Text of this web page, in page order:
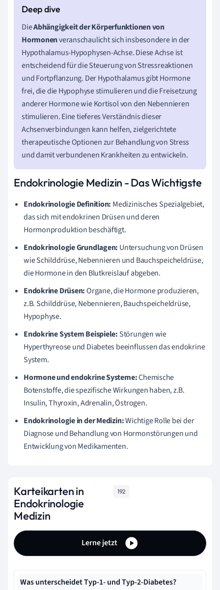
DieAbhängigkeit der Körperfunktionen von
Hormonenveranschaulicht sich insbesondere in der
Hypothalamus-Hypophysen-Achse. Diese Achse ist
entscheidend für die Steuerung von Stressreaktionen
und Fortpflanzung. Der Hypothalamus gibt Hormone
frei, die die Hypophyse stimulieren und die Freisetzung
anderer Hormone wie Kortisol von den Nebennieren
stimulieren. Eine tieferes Verständnis dieser
Achsenverbindungen kann helfen, zielgerichtete
therapeutische Optionen zur Behandlung von Stress
und damit verbundenen Krankheiten zu entwickeln.
Endokrinologie Medizin - Das Wichtigste
Endokrinologie Definition: Medizinisches Spezialgebiet,
das sich mit endokrinen Drüsen und deren
Hormonproduktion beschäftigt.
Endokrinologie Grundlagen: Untersuchung von Drüsen
wie Schilddrüse, Nebennieren und Bauchspeicheldrüse,
die Hormone in den Blutkreislauf abgeben.
Endokrine Drüsen:Organe, die Hormone produzieren,
z.B. Schilddrüse, Nebennieren, Bauchspeicheldrüse,
Hypophyse.
Endokrine System Beispiele: Störungen wie
Hyperthyreose und Diabetes beeinflussen das endokrine
System.
Hormone und endokrine Systeme:Chemische
Botenstoffe, die spezifische Wirkungen haben, z.B.
Insulin, Thyroxin, Adrenalin, Östrogen.
Endokrinologie in der Medizin:Wichtige Rolle bei der
Diagnose und Behandlung von Hormonstörungen und
Entwicklung von Medikamenten.
Karteikarten in
Endokrinologie
Medizin
192
Lerne jetzt
Was unterscheidet Typ-1- und Typ-2-Diabetes?